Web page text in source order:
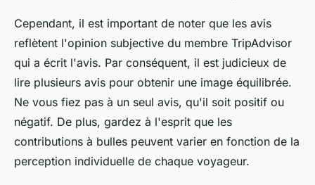
Cependant, il est important de noter que les avis
reflètent l'opinion subjective du membre TripAdvisor
qui a écrit l'avis. Par conséquent, il est judicieux de
lire plusieurs avis pour obtenir une image équilibrée.
Ne vous fiez pas à un seul avis, qu'il soit positif ou
négatif. De plus, gardez à l'esprit que les
contributions à bulles peuvent varier en fonction de la
perception individuelle de chaque voyageur.